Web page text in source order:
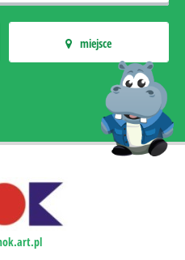
miejsce